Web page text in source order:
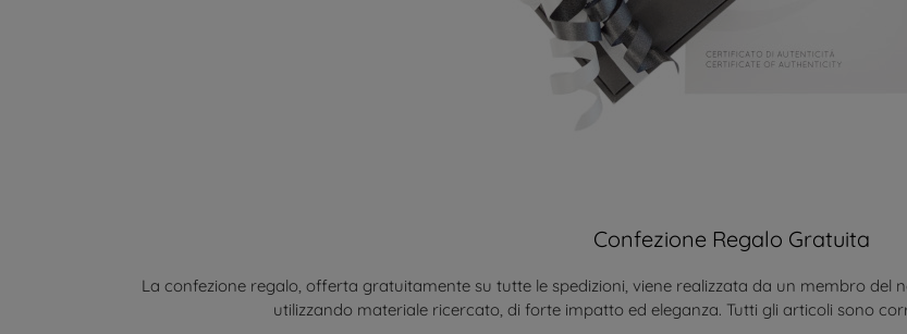
Confezione Regalo Gratuita
La confezione regalo, offerta gratuitamente su tutte le spedizioni, viene realizzata da un membro del
utilizzando materiale ricercato, di forte impatto ed eleganza. Tutti gli articoli sono